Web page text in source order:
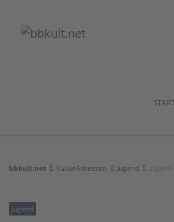
bbkult.net KulturAdressen Jugend
Jugend